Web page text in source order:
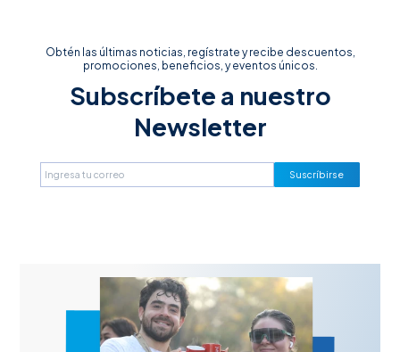
Obtén las últimas noticias, regístrate y recibe descuentos,
promociones, beneficios, y eventos únicos.
Subscríbete a nuestro
Newsletter